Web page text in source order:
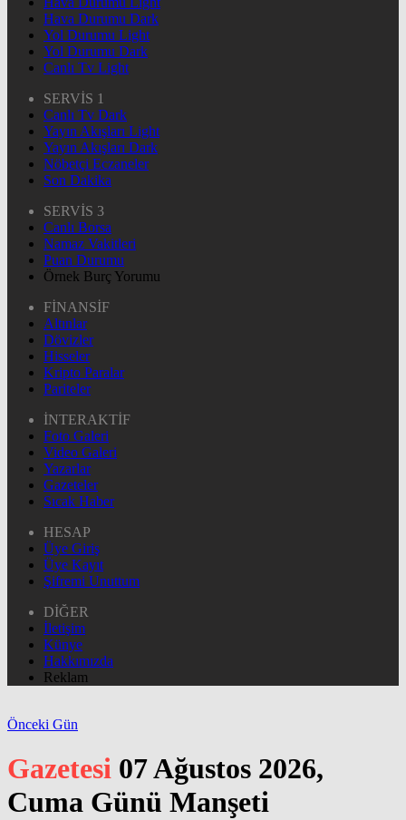
Hava Durumu Dark
Yol Durumu Light
Yol Durumu Dark
Canlı Tv Light
SERVİS 1
Canlı Tv Dark
Yayın Akışları Light
Yayın Akışları Dark
Nöbetçi Eczaneler
Son Dakika
SERVİS 3
Canlı Borsa
Namaz Vakitleri
Puan Durumu
Örnek Burç Yorumu
FİNANSİF
Altınlar
Dövizler
Hisseler
Kripto Paralar
Pariteler
İNTERAKTİF
Foto Galeri
Video Galeri
Yazarlar
Gazeteler
Sıcak Haber
HESAP
Üye Giriş
Üye Kayıt
Şifremi Unuttum
DİĞER
İletişim
Künye
Hakkımızda
Reklam
Önceki Gün
Gazetesi 07 Ağustos 2026,
Cuma Günü Manşeti